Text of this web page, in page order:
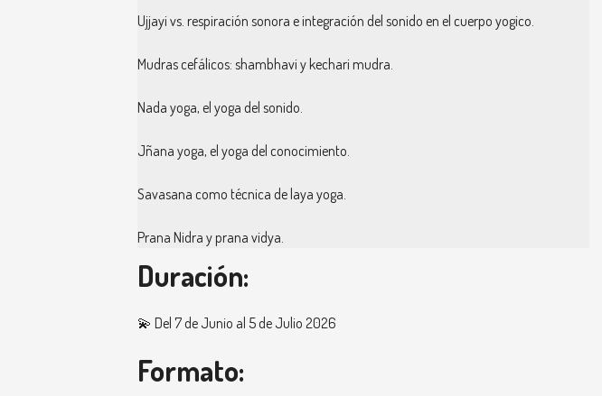
Ujjayi vs. respiración sonora e integración del sonido en el cuerpo yogico.
Mudras cefálicos: shambhavi y kechari mudra.
Nada yoga, el yoga del sonido.
Jñana yoga, el yoga del conocimiento.
Savasana como técnica de laya yoga.
Prana Nidra y prana vidya.
Duración:
💫 Del 7 de Junio al 5 de Julio 2026
Formato: